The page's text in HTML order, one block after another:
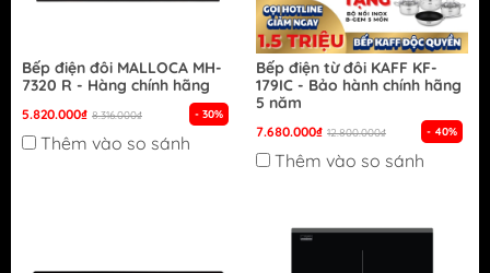
Bếp điện đôi MALLOCA MH-
7320 R - Hàng chính hãng
5.820.000₫ 8.316.000₫ - 30%
Thêm vào so sánh
Bếp điện từ đôi KAFF KF-
179IC - Bảo hành chính hãng
5 năm
7.680.000₫ 12.800.000₫ - 40%
Thêm vào so sánh